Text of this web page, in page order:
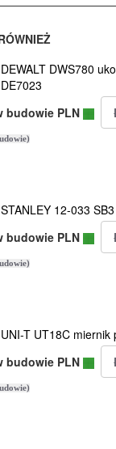
DEWALT DWS780
DE7023
budowie PLN
STANLEY 12-033
budowie PLN
UNI-T UT18C
budowie PLN